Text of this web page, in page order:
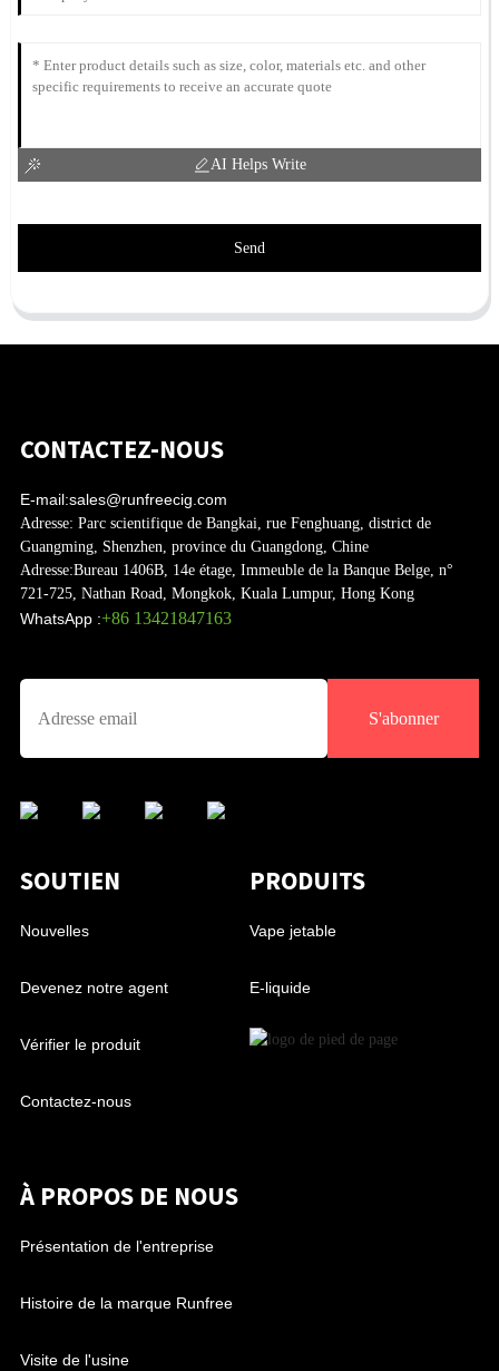
AI Helps Write
Send
CONTACTEZ-NOUS
E-mail:sales@runfreecig.com
Adresse: Parc scientifique de Bangkai, rue Fenghuang, district de
Guangming, Shenzhen, province du Guangdong, Chine
Adresse:Bureau 1406B, 14e étage, Immeuble de la Banque Belge, n°
721-725, Nathan Road, Mongkok, Kuala Lumpur, Hong Kong
WhatsApp :+86 13421847163
S'abonner
SOUTIEN
Nouvelles
Devenez notre agent
Vérifier le produit
Contactez-nous
PRODUITS
Vape jetable
E-liquide
À PROPOS DE NOUS
Présentation de l'entreprise
Histoire de la marque Runfree
Visite de l'usine